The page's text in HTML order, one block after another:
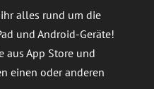
alles rund um die
und Android-Geräte!
aus App Store und
einen oder anderen